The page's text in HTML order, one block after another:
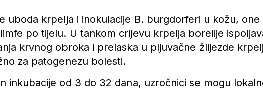
uboda krpelja i inokulacije B. burgdorferi u kožu,
po tijelu. U tankom crijevu krpelja borelije
krvnog obroka i prelaska u pljuvačne žlijezde
za patogenezu bolesti.
inkubacije od 3 do 32 dana, uzročnici se mogu